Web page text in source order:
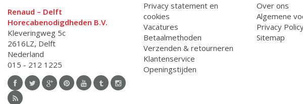
Renaud – Delft
Horecabenodigdheden B.V.
Kleveringweg 5c
2616LZ, Delft
Nederland
015 - 212 1225
Privacy statement en
cookies
Vacatures
Betaalmethoden
Verzenden & retourneren
Klantenservice
Openingstijden
Over ons
Algemene
Privacy
Sitemap